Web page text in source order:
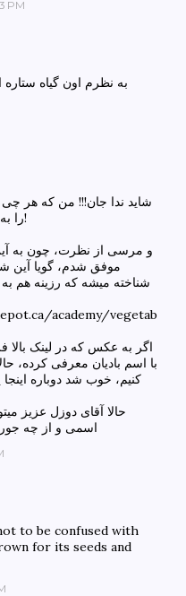
PM
به نظرم اون گیاه
شاید ندا جان!!! من که هر
را به انگلیسی‌ پیدا کنم نتونستم!
و مرسی‌ از نظرت، چون به
موفق شدم، گویا آین
شناخته میشه که رزینه هم
academy/vegetab
اگر به عکس که در لینک بالا
با اسم بادیان معرفی‌ کرده،
کنیم، خوب شد دوباره
حالا آقای دوزل عزیز
اسمی و از چه
to be confused with
for its seeds and